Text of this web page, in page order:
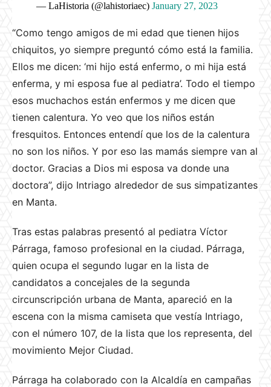
— LaHistoria (@lahistoriaec) January 27, 2023
“Como tengo amigos de mi edad que tienen hijos
chiquitos, yo siempre preguntó cómo está la familia.
Ellos me dicen: ‘mi hijo está enfermo, o mi hija está
enferma, y mi esposa fue al pediatra’. Todo el tiempo
esos muchachos están enfermos y me dicen que
tienen calentura. Yo veo que los niños están
fresquitos. Entonces entendí que los de la calentura
no son los niños. Y por eso las mamás siempre van al
doctor. Gracias a Dios mi esposa va donde una
doctora”, dijo Intriago alrededor de sus simpatizantes
en Manta.
Tras estas palabras presentó al pediatra Víctor
Párraga, famoso profesional en la ciudad. Párraga,
quien ocupa el segundo lugar en la lista de
candidatos a concejales de la segunda
circunscripción urbana de Manta, apareció en la
escena con la misma camiseta que vestía Intriago,
con el número 107, de la lista que los representa, del
movimiento Mejor Ciudad.
Párraga ha colaborado con la Alcaldía en campañas